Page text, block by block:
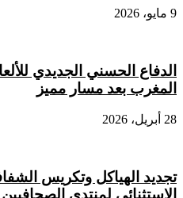
9 مايو، 2026
الدفاع الحسني الجديدي
المغرب بعد مسار مميز
28 أبريل، 2026
تجديد الهياكل وتكريس
الاستثنائي لمنتدى